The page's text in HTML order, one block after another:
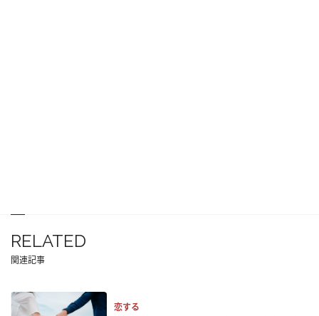
RELATED
関連記事
恋する